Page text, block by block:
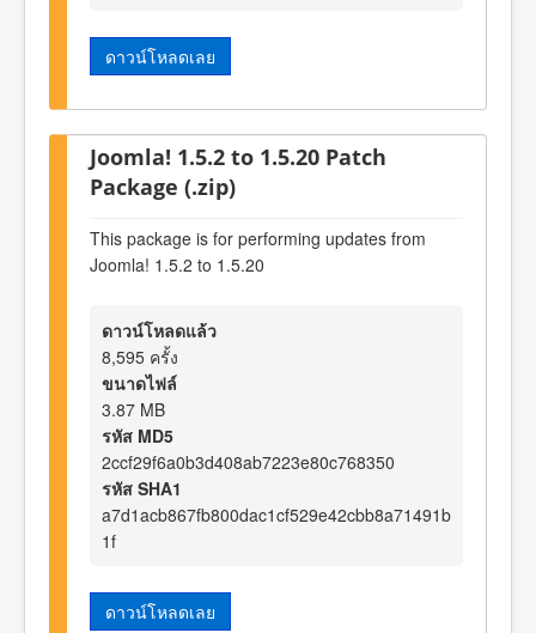
ดาวน์โหลดเลย
Joomla! 1.5.2 to 1.5.20 Patch
Package (.zip)
This package is for performing updates from
Joomla! 1.5.2 to 1.5.20
ดาวน์โหลดแล้ว
8,595 ครั้ง
ขนาดไฟล์
3.87 MB
รหัส MD5
2ccf29f6a0b3d408ab7223e80c768350
รหัส SHA1
a7d1acb867fb800dac1cf529e42cbb8a71491b
1f
ดาวน์โหลดเลย